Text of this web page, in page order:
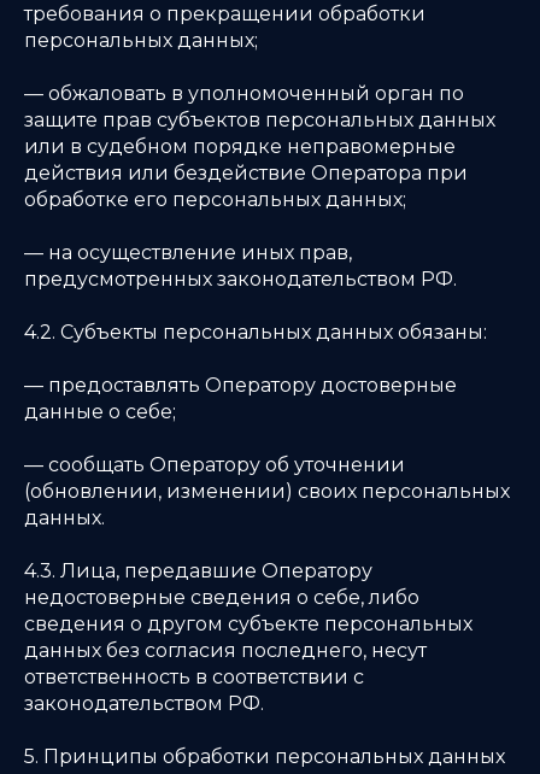
требования о прекращении обработки
персональных данных;
— обжаловать в уполномоченный орган по
защите прав субъектов персональных данных
или в судебном порядке неправомерные
действия или бездействие Оператора при
обработке его персональных данных;
— на осуществление иных прав,
предусмотренных законодательством РФ.
4.2. Субъекты персональных данных обязаны:
— предоставлять Оператору достоверные
данные о себе;
— сообщать Оператору об уточнении
(обновлении, изменении) своих персональных
данных.
4.3. Лица, передавшие Оператору
недостоверные сведения о себе, либо
сведения о другом субъекте персональных
данных без согласия последнего, несут
ответственность в соответствии с
законодательством РФ.
5. Принципы обработки персональных данных